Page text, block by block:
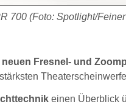
700 (Foto: Spotlight/
Fresnel- und
einen Überblick